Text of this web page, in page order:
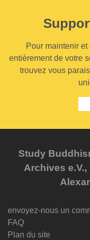
Pour maintenir
entièrement de votre
trouvez vous
Study
Archives
envoyez-nous un
FAQ
Plan du site